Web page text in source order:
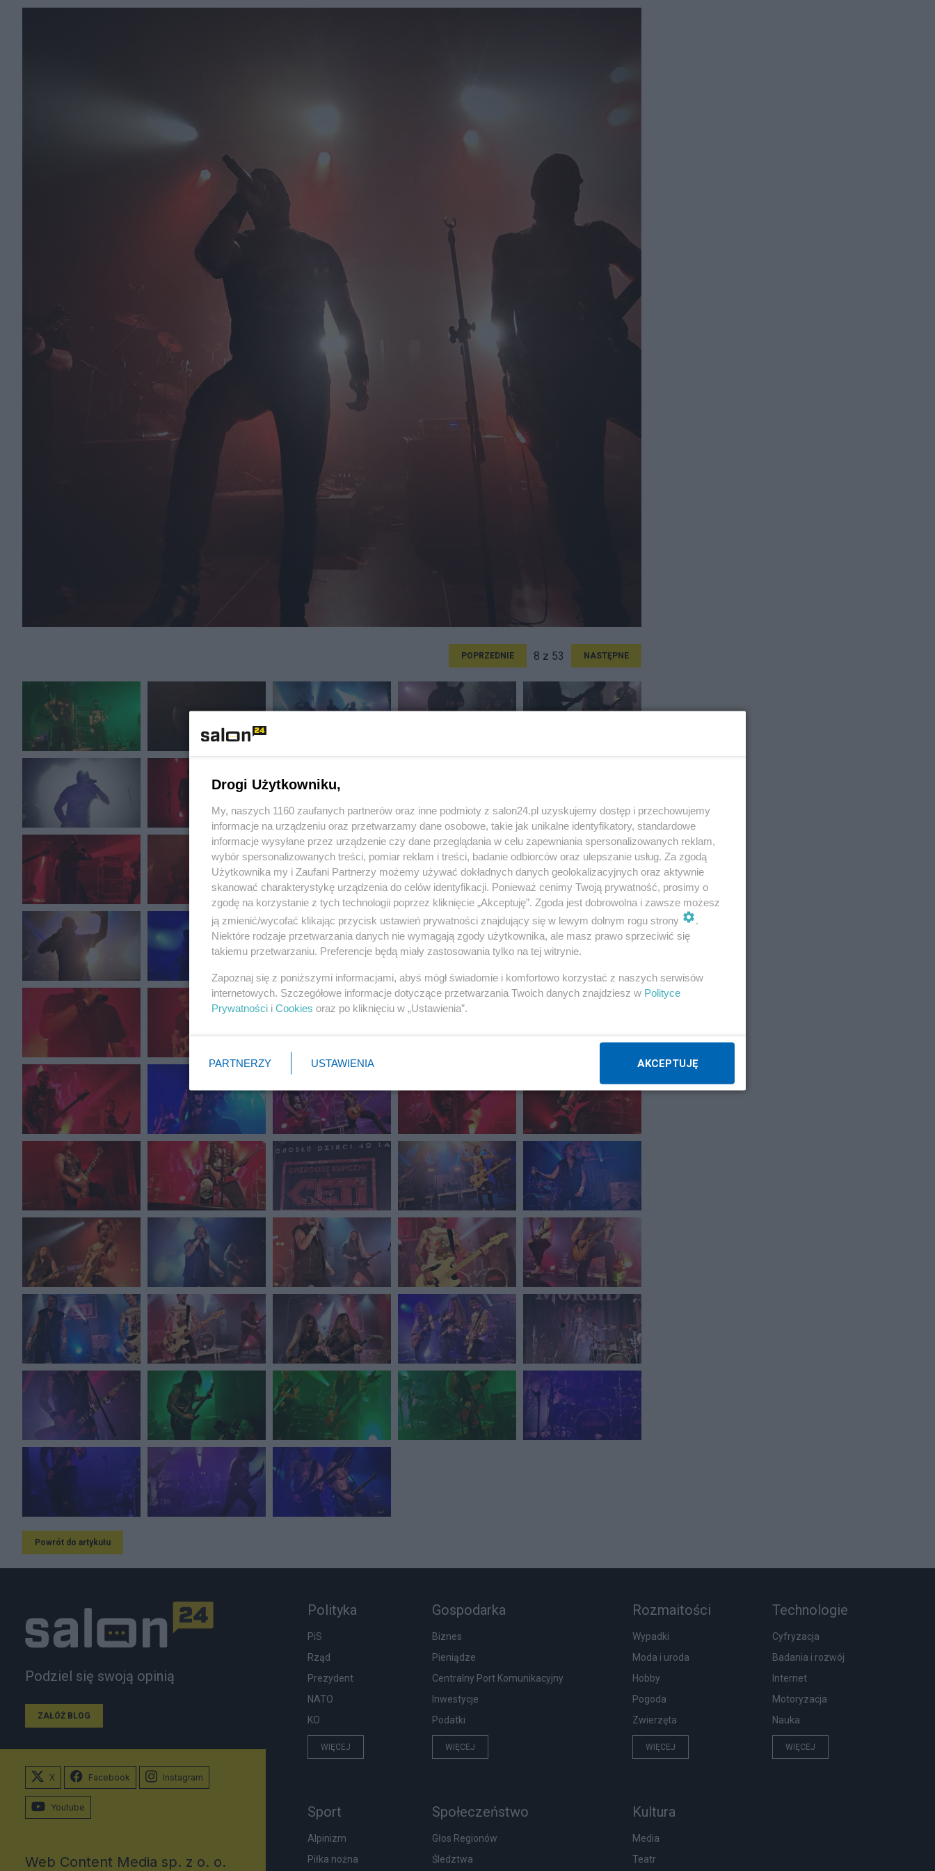
POPRZEDNIE 8 z 53 NASTĘPNE
Powrót do artykułu
Podziel się swoją opinią
ZAŁÓŻ BLOG
Polityka
PiS
Rząd
Prezydent
NATO
KO
WIĘCEJ
Gospodarka
Biznes
Pieniądze
Centralny Port Komunikacyjny
Inwestycje
Podatki
WIĘCEJ
Rozmaitości
Wypadki
Moda i uroda
Hobby
Pogoda
Zwierzęta
WIĘCEJ
Technologie
Cyfryzacja
Badania i rozwój
Internet
Motoryzacja
Nauka
WIĘCEJ
Sport
Alpinizm
Piłka nożna
Społeczeństwo
Głos Regionów
Śledztwa
Kultura
Media
Teatr
X Facebook Instagram
Youtube
Web Content Media sp. z o. o.
Drogi Użytkowniku,
My, naszych 1160 zaufanych partnerów oraz inne podmioty z salon24.pl uzyskujemy dostęp i przechowujemy
informacje na urządzeniu oraz przetwarzamy dane osobowe, takie jak unikalne identyfikatory, standardowe
informacje wysyłane przez urządzenie czy dane przeglądania w celu zapewniania spersonalizowanych reklam,
wybór spersonalizowanych treści, pomiar reklam i treści, badanie odbiorców oraz ulepszanie usług. Za zgodą
Użytkownika my i Zaufani Partnerzy możemy używać dokładnych danych geolokalizacyjnych oraz aktywnie
skanować charakterystykę urządzenia do celów identyfikacji. Ponieważ cenimy Twoją prywatność, prosimy o
zgodę na korzystanie z tych technologii poprzez kliknięcie „Akceptuję”. Zgoda jest dobrowolna i zawsze możesz
ją zmienić/wycofać klikając przycisk ustawień prywatności znajdujący się w lewym dolnym rogu strony
Niektóre rodzaje przetwarzania danych nie wymagają zgody użytkownika, ale masz prawo sprzeciwić się
takiemu przetwarzaniu. Preferencje będą miały zastosowania tylko na tej witrynie.
Zapoznaj się z poniższymi informacjami, abyś mógł świadomie i komfortowo korzystać z naszych serwisów
internetowych. Szczegółowe informacje dotyczące przetwarzania Twoich danych znajdziesz w Polityce
Prywatności i Cookies oraz po kliknięciu w „Ustawienia”.
PARTNERZY USTAWIENIA AKCEPTUJĘ